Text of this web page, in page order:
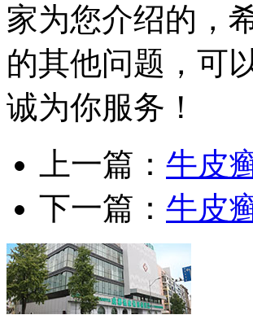
家为您介绍的，
的其他问题，可
诚为你服务！
上一篇： 牛皮
下一篇： 牛皮